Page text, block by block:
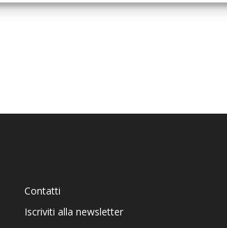
Contatti
Iscriviti alla newsletter